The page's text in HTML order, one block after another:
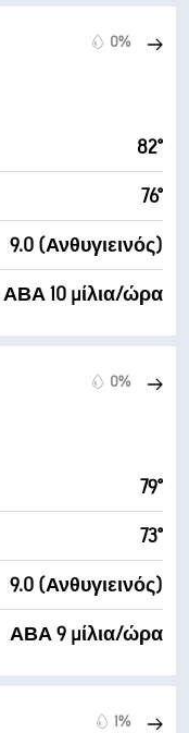
0%
82°
76°
9.0 (Ανθυγιεινός)
ΑΒΑ 10 μίλια/ώρα
0%
79°
73°
9.0 (Ανθυγιεινός)
ΑΒΑ 9 μίλια/ώρα
1%